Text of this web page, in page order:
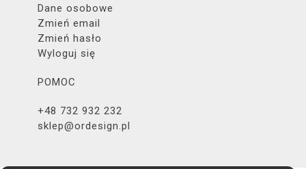
Dane osobowe
Zmień email
Zmień hasło
Wyloguj się
POMOC
+48 732 932 232
sklep@ordesign.pl